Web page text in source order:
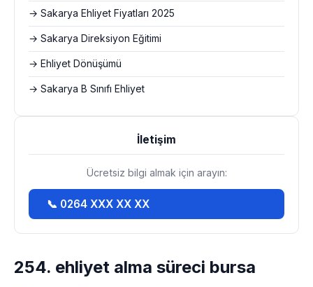
254. ehliyet alma süreci bursa
→ Sakarya Ehliyet Fiyatları 2025
→ Sakarya Direksiyon Eğitimi
→ Ehliyet Dönüşümü
→ Sakarya B Sınıfı Ehliyet
İletişim
Ücretsiz bilgi almak için arayın:
📞 0264 XXX XX XX